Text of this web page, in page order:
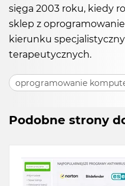
sięga 2003 roku, kiedy
sklep z
kierunku
terapeutycznych.
oprogramowanie
Podobne strony